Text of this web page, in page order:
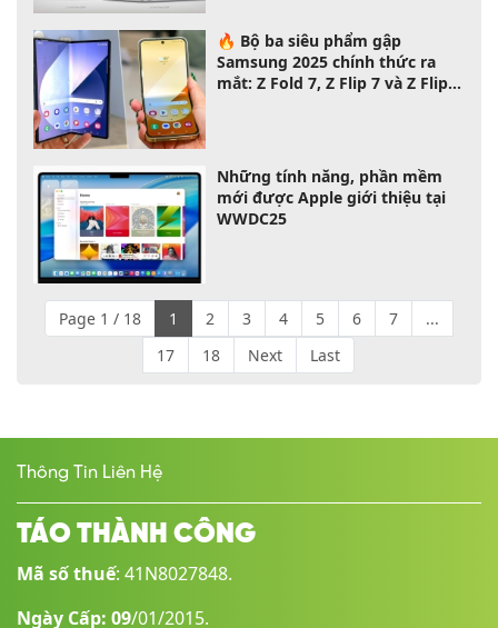
🔥 Bộ ba siêu phẩm gập
Samsung 2025 chính thức ra
mắt: Z Fold 7, Z Flip 7 và Z Flip 7
Những tính năng, phần mềm
mới được Apple giới thiệu tại
WWDC25
Page 1 / 18 1 2 3 4 5 6 7
...
17
18 Next Last
Thông Tin Liên Hệ
TÁO THÀNH CÔNG
Mã số thuế: 41N8027848.
Ngày Cấp: 09/01/2015.